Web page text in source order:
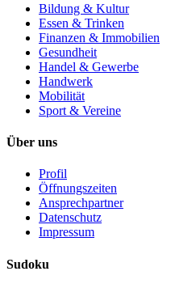
Bildung & Kultur
Essen & Trinken
Finanzen & Immobilien
Gesundheit
Handel & Gewerbe
Handwerk
Mobilität
Sport & Vereine
Über uns
Profil
Öffnungszeiten
Ansprechpartner
Datenschutz
Impressum
Sudoku